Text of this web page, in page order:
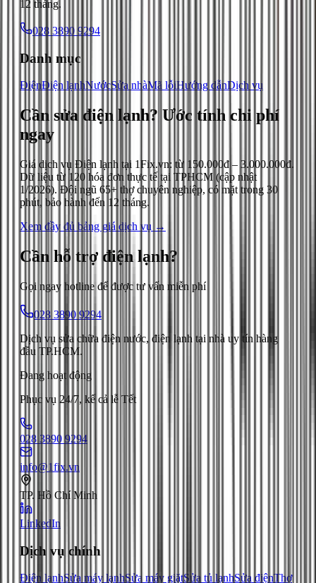
12 tháng.
028 3890 9294
Danh mục
ĐiệnĐiện lạnhNướcSửa nhàMã lỗiHướng dẫnDịch vụ
Cần sửa điện lạnh? Ước tính chi phí
ngay
Giá dịch vụ Điện lạnh tại 1Fix.vn: từ 150.000đ – 3.000.000đ.
Dữ liệu từ 120 hóa đơn thực tế tại TPHCM (cập nhật
1/2026). Đội ngũ 65+ thợ chuyên nghiệp, có mặt trong 30
phút, bảo hành đến 12 tháng.
Xem đầy đủ bảng giá dịch vụ →
Cần hỗ trợ điện lạnh?
Gọi ngay hotline để được tư vấn miễn phí
028 3890 9294
Dịch vụ sửa chữa điện nước, điện lạnh tại nhà uy tín hàng
đầu TP.HCM.
Đang hoạt động
Phục vụ 24/7, kể cả lễ Tết
028 3890 9294
info@1fix.vn
TP. Hồ Chí Minh
LinkedIn
Dịch vụ chính
Điện lạnhSửa máy lạnhSửa máy giặtSửa tủ lạnhSửa điệnThợ